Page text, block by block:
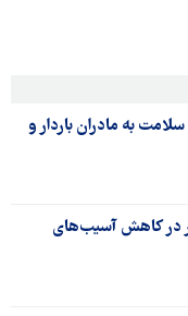
به مادران باردار و
در کاهش آسیب‌های